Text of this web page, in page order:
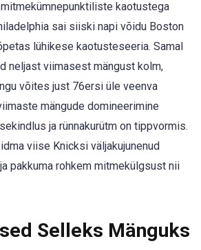
kaotustega
sai siiski napi võidu Boston
lühikese kaotusteseeria. Samal
neljast viimasest mängust kolm,
võites just 76ersi üle veenva
mängude domineerimine
ja rünnakurütm on tippvormis.
viise Knicksi väljakujunenud
pakkuma rohkem mitmekülgsust nii
Selleks Mänguks